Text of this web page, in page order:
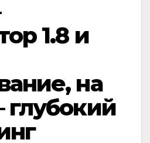
1.8 и
на
глубокий